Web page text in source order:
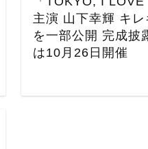
主演 山下幸輝 キ
を一部公開 完成披
は10月26日開催